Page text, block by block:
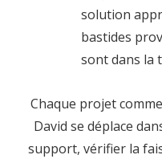
solution
bastides
sont dans la
Chaque projet
David se déplace
support, vérifier la